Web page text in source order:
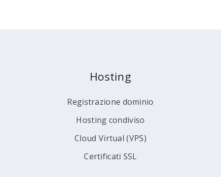
Hosting
Registrazione dominio
Hosting condiviso
Cloud Virtual (VPS)
Certificati SSL